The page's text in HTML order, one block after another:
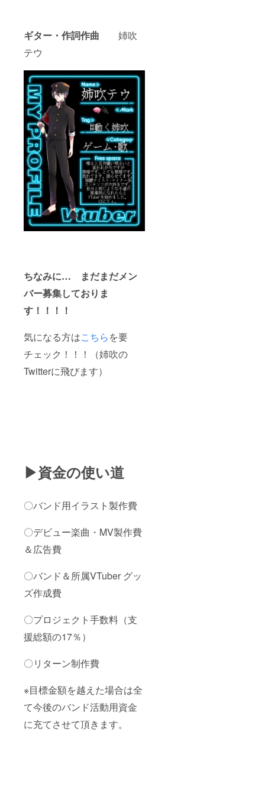
ギター・作詞作曲 姉吹
テウ
ちなみに… まだまだメン
バー募集しておりま
す！！！！
気になる方はこちらを要
チェック！！！（姉吹の
Twitterに飛びます）
▶資金の使い道
〇バンド用イラスト製作費
〇デビュー楽曲・MV製作費
＆広告費
〇バンド＆所属VTuber グッ
ズ作成費
〇プロジェクト手数料（支
援総額の17％）
〇リターン制作費
※目標金額を越えた場合は全
て今後のバンド活動用資金
に充てさせて頂きます。